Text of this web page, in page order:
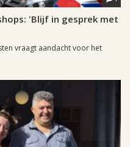
'Blijf in gesprek met
vraagt aandacht voor het